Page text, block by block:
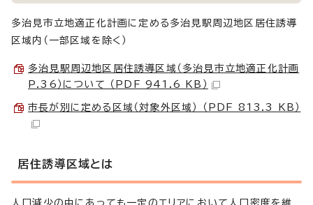
多治見市立地適正化計画に定める多治見駅周辺地区居住誘導
区域内（一部区域を除く）
多治見駅周辺地区居住誘導区域（多治見市立地適正化計画
P.36）について （PDF 941.6 KB）
市長が別に定める区域（対象外区域） （PDF 813.3 KB）
居住誘導区域とは
人口減少の中にあっても一定のエリアにおいて人口密度を維